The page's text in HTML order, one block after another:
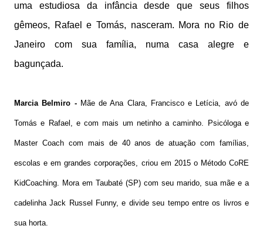
uma estudiosa da infância desde que seus filhos
gêmeos, Rafael e Tomás, nasceram. Mora no Rio de
Janeiro com sua família, numa casa alegre e
bagunçada.
Marcia Belmiro - Mãe de Ana Clara, Francisco e Letícia, avó de
Tomás e Rafael, e com mais um netinho a caminho. Psicóloga e
Master Coach com mais de 40 anos de atuação com famílias,
escolas e em grandes corporações, criou em 2015 o Método CoRE
KidCoaching. Mora em Taubaté (SP) com seu marido, sua mãe e a
cadelinha Jack Russel Funny, e divide seu tempo entre os livros e
sua horta.